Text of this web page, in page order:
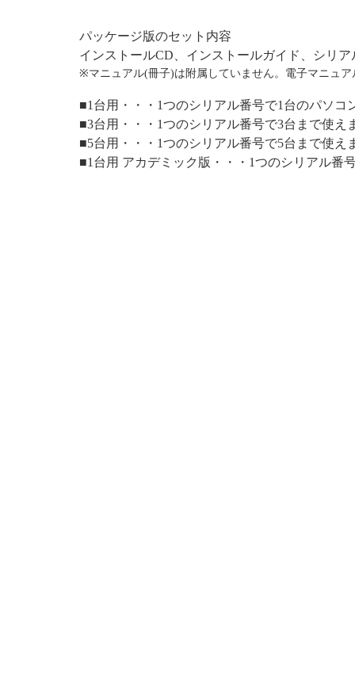
パッケージ版のセット内容
インストールCD、インストールガイド、シリ
※マニュアル(冊子)は附属していません。電子マニュア
■1台用・・・1つのシリアル番号で1台のパソコ
■3台用・・・1つのシリアル番号で3台まで使え
■5台用・・・1つのシリアル番号で5台まで使え
■1台用 アカデミック版・・・1つのシリアル番